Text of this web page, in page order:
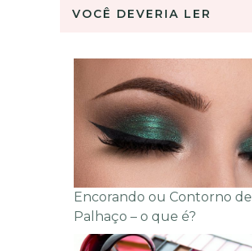
VOCÊ DEVERIA LER
Encorando ou Contorno de
Palhaço – o que é?